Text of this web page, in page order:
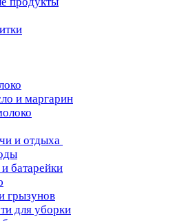
и маргарин
и отдыха
батарейки
грызунов
для уборки